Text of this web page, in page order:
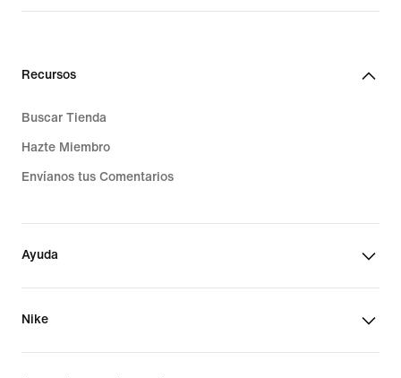
Recursos
Buscar Tienda
Hazte Miembro
Envíanos tus Comentarios
Ayuda
Nike